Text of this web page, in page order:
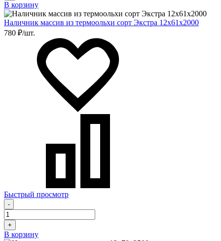
В корзину
Наличник массив из термоольхи сорт Экстра 12х61х2000
780 ₽/шт.
Быстрый просмотр
-
+
В корзину